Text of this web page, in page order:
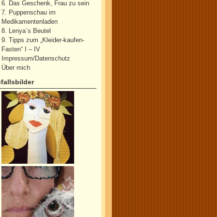
6. Das Geschenk, Frau zu sein
7. Puppenschau im
Medikamentenladen
8. Lenya`s Beutel
9. Tipps zum „Kleider-kaufen-
Fasten“ I – IV
Impressum/Datenschutz
Über mich